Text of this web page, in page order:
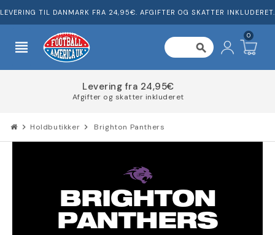
LEVERING TIL DANMARK FRA 24,95€. AFGIFTER OG SKATTER INKLUDERET.
view_headline search
0
Del omkostningerne for din ordre
chevron_right Holdbutikker chevron_right Brighton Panthers
BRIGHTON
PANTHERS